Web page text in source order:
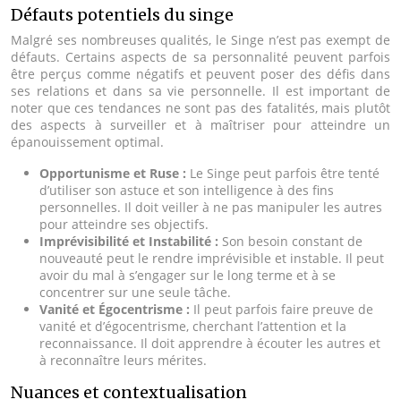
Défauts potentiels du singe
Malgré ses nombreuses qualités, le Singe n’est pas exempt de
défauts. Certains aspects de sa personnalité peuvent parfois
être perçus comme négatifs et peuvent poser des défis dans
ses relations et dans sa vie personnelle. Il est important de
noter que ces tendances ne sont pas des fatalités, mais plutôt
des aspects à surveiller et à maîtriser pour atteindre un
épanouissement optimal.
Opportunisme et Ruse : Le Singe peut parfois être tenté
d’utiliser son astuce et son intelligence à des fins
personnelles. Il doit veiller à ne pas manipuler les autres
pour atteindre ses objectifs.
Imprévisibilité et Instabilité : Son besoin constant de
nouveauté peut le rendre imprévisible et instable. Il peut
avoir du mal à s’engager sur le long terme et à se
concentrer sur une seule tâche.
Vanité et Égocentrisme : Il peut parfois faire preuve de
vanité et d’égocentrisme, cherchant l’attention et la
reconnaissance. Il doit apprendre à écouter les autres et
à reconnaître leurs mérites.
Nuances et contextualisation